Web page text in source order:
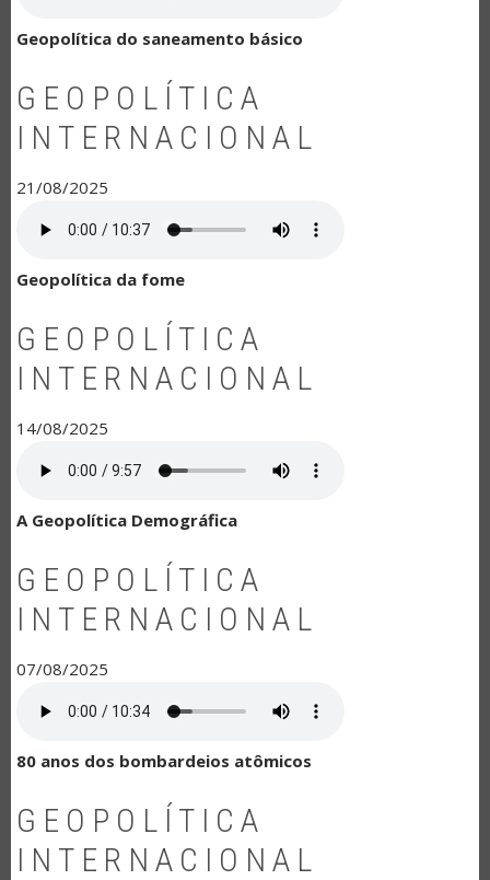
Geopolítica do saneamento básico
GEOPOLÍTICA
INTERNACIONAL
21/08/2025
Geopolítica da fome
GEOPOLÍTICA
INTERNACIONAL
14/08/2025
A Geopolítica Demográfica
GEOPOLÍTICA
INTERNACIONAL
07/08/2025
80 anos dos bombardeios atômicos
GEOPOLÍTICA
INTERNACIONAL